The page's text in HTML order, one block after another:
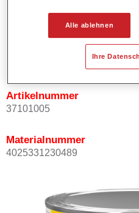
Erlaubt eine elastische
Artikelnummer
37101005
Materialnummer
4025331230489
Alle ablehnen
Ihre